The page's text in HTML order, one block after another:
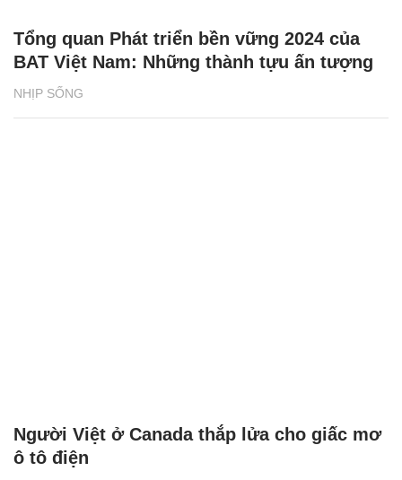
NHỊP SỐNG
Tổng quan Phát triển bền vững 2024 của
BAT Việt Nam: Những thành tựu ấn tượng
Người Việt ở Canada thắp lửa cho giấc mơ
ô tô điện